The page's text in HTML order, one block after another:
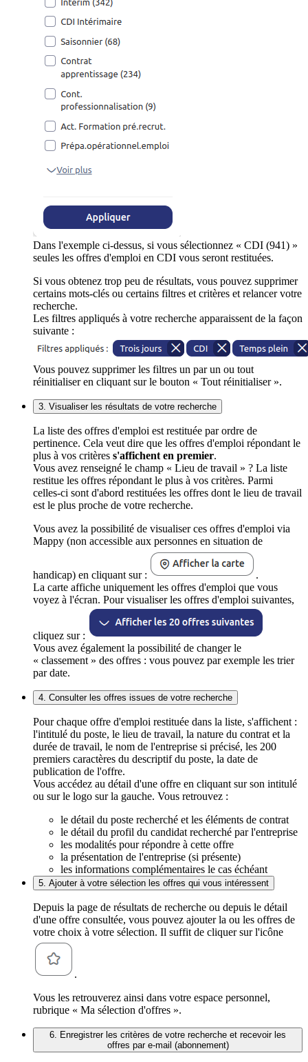
Dans l'exemple ci-dessus, si vous sélectionnez « CDI (941) »
seules les offres d'emploi en CDI vous seront restituées.
Si vous obtenez trop peu de résultats, vous pouvez supprimer
certains mots-clés ou certains filtres et critères et relancer votre
recherche.
Les filtres appliqués à votre recherche apparaissent de la façon
suivante :
Vous pouvez supprimer les filtres un par un ou tout
réinitialiser en cliquant sur le bouton « Tout réinitialiser ».
3. Visualiser les résultats de votre recherche
La liste des offres d'emploi est restituée par ordre de
pertinence. Cela veut dire que les offres d'emploi répondant le
plus à vos critères s'affichent en premier.
Vous avez renseigné le champ « Lieu de travail » ? La liste
restitue les offres répondant le plus à vos critères. Parmi
celles-ci sont d'abord restituées les offres dont le lieu de travail
est le plus proche de votre recherche.
Vous avez la possibilité de visualiser ces offres d'emploi via
Mappy (non accessible aux personnes en situation de
handicap) en cliquant sur :
.
La carte affiche uniquement les offres d'emploi que vous
voyez à l'écran. Pour visualiser les offres d'emploi suivantes,
cliquez sur :
Vous avez également la possibilité de changer le
« classement » des offres : vous pouvez par exemple les trier
par date.
4. Consulter les offres issues de votre recherche
Pour chaque offre d'emploi restituée dans la liste, s'affichent :
l'intitulé du poste, le lieu de travail, la nature du contrat et la
durée de travail, le nom de l'entreprise si précisé, les 200
premiers caractères du descriptif du poste, la date de
publication de l'offre.
Vous accédez au détail d'une offre en cliquant sur son intitulé
ou sur le logo sur la gauche. Vous retrouvez :
le détail du poste recherché et les éléments de contrat
le détail du profil du candidat recherché par l'entreprise
les modalités pour répondre à cette offre
la présentation de l'entreprise (si présente)
les informations complémentaires le cas échéant
5. Ajouter à votre sélection les offres qui vous intéressent
Depuis la page de résultats de recherche ou depuis le détail
d'une offre consultée, vous pouvez ajouter la ou les offres de
votre choix à votre sélection. Il suffit de cliquer sur l'icône
.
Vous les retrouverez ainsi dans votre espace personnel,
rubrique « Ma sélection d'offres ».
6. Enregistrer les critères de votre recherche et recevoir les
offres par e-mail (abonnement)